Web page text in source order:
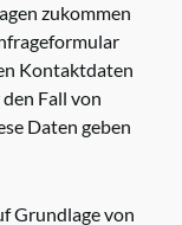
zukommen
Kontaktdaten
Fall von
Daten geben
Grundlage von